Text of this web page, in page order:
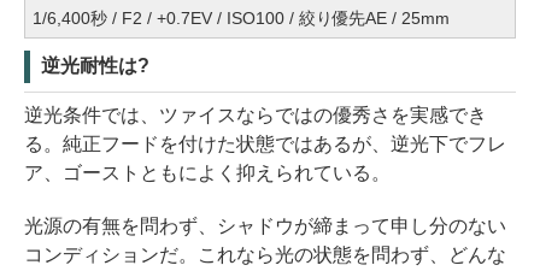
1/6,400秒 / F2 / +0.7EV / ISO100 / 絞り優先AE / 25mm
逆光耐性は?
逆光条件では、ツァイスならではの優秀さを実感でき
る。純正フードを付けた状態ではあるが、逆光下でフレ
ア、ゴーストともによく抑えられている。
光源の有無を問わず、シャドウが締まって申し分のない
コンディションだ。これなら光の状態を問わず、どんな